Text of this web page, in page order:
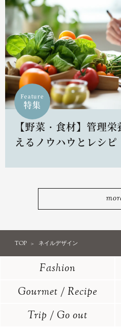
Feature
特集
【野菜・食材】管理
えるノウハウとレシピ
TOP ネイルデザイン
Fashion
Gourmet / Recipe
Trip / Go out